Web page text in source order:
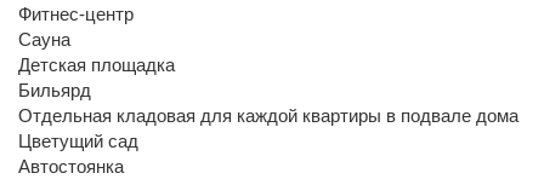
Фитнес-центр
Сауна
Детская площадка
Бильярд
Отдельная кладовая для каждой квартиры в подвале дома
Цветущий сад
Автостоянка